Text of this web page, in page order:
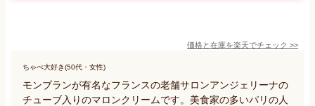
価格と在庫を楽天でチェック >>
ちゃぺ大好き(50代・女性)
モンブランが有名なフランスの老舗サロンアンジェリーナの
チューブ入りのマロンクリームです。美食家の多いパリの人